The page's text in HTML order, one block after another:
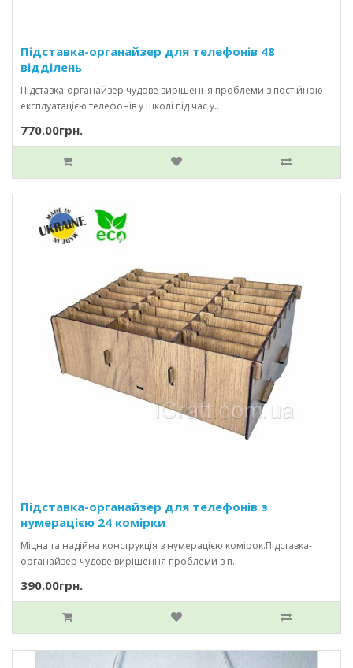
Підставка-органайзер для телефонів 48
відділень
Підставка-органайзер чудове вирішення проблеми з постійною
експлуатацією телефонів у школі під час у..
770.00грн.
Підставка-органайзер для телефонів з
нумерацією 24 комірки
Міцна та надійна конструкція з нумерацією комірок.Підставка-
органайзер чудове вирішення проблеми з п..
390.00грн.